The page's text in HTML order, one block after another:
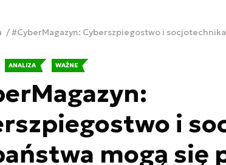
#CyberMagazyn: Cyberszpiegostwo i
ANALIZA WAŻNE
i
mogą się